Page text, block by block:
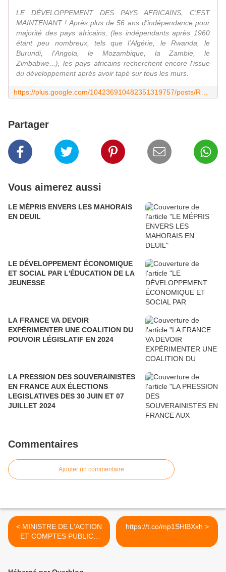
LE DÉVELOPPEMENT DES PAYS AFRICAINS, C'EST
MAINTENANT ! Après plus de 56 ans d'indépendance pour
majorité des pays africains, (les indépendants après 1960
étant peu nombreux, tels que l'Algérie, le Rwanda, le
Burundi, l'Angola, le Mozambique, la Zambie, le
Zimbabwe...), les pays africains recherchent encore l'issue
du développement après avoir tapé sur tous les murs.
Partager
Vous aimerez aussi
LE MÉPRIS ENVERS LES MAHORAIS
EN DEUIL
LE DÉVELOPPEMENT ÉCONOMIQUE
ET SOCIAL PAR L'ÉDUCATION DE LA
JEUNESSE
LA FRANCE VA DEVOIR
EXPÉRIMENTER UNE COALITION DU
POUVOIR LÉGISLATIF EN 2024
LA PRESSION DES SOUVERAINISTES
EN FRANCE AUX ÉLECTIONS
LEGISLATIVES DES 30 JUIN ET 07
JUILLET 2024
Commentaires
Ajouter un commentaire
< MINISTRE DE L'ACTION
ET COMPTES PUBLICS
EST POUR...
https://t.co/mp1SHlBXxh >